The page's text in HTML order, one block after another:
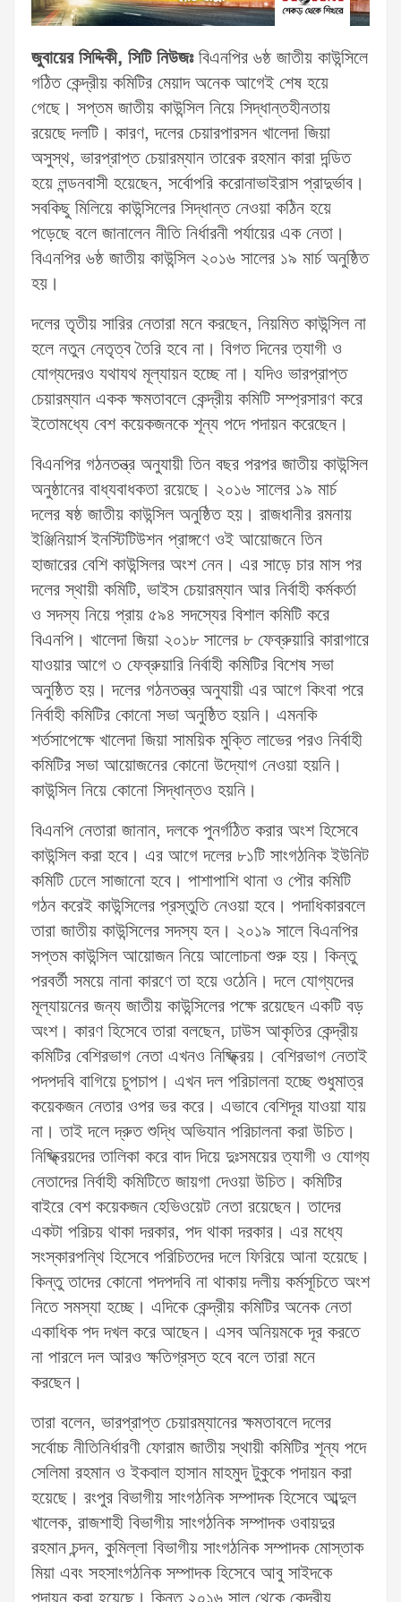
জুবায়ের সিদ্দিকী, সিটি নিউজঃবিএনপির ৬ষ্ঠ জাতীয় কাউন্সিলে
গঠিত কেন্দ্রীয় কমিটির মেয়াদ অনেক আগেই শেষ হয়ে
গেছে। সপ্তম জাতীয় কাউন্সিল নিয়ে সিদ্ধান্তহীনতায়
রয়েছে দলটি। কারণ, দলের চেয়ারপারসন খালেদা জিয়া
অসুস্থ, ভারপ্রাপ্ত চেয়ারম্যান তারেক রহমান কারা দন্ডিত
হয়ে লন্ডনবাসী হয়েছেন, সর্বোপরি করোনাভাইরাস প্রাদুর্ভাব।
সবকিছু মিলিয়ে কাউন্সিলের সিদ্ধান্ত নেওয়া কঠিন হয়ে
পড়েছে বলে জানালেন নীতি নির্ধারনী পর্যায়ের এক নেতা।
বিএনপির ৬ষ্ঠ জাতীয় কাউন্সিল ২০১৬ সালের ১৯ মার্চ অনুষ্ঠিত
হয়।
দলের তৃতীয় সারির নেতারা মনে করছেন, নিয়মিত কাউন্সিল না
হলে নতুন নেতৃত্ব তৈরি হবে না। বিগত দিনের ত্যাগী ও
যোগ্যদেরও যথাযথ মূল্যায়ন হচ্ছে না। যদিও ভারপ্রাপ্ত
চেয়ারম্যান একক ক্ষমতাবলে কেন্দ্রীয় কমিটি সম্প্রসারণ করে
ইতোমধ্যে বেশ কয়েকজনকে শূন্য পদে পদায়ন করেছেন।
বিএনপির গঠনতন্ত্র অনুযায়ী তিন বছর পরপর জাতীয় কাউন্সিল
অনুষ্ঠানের বাধ্যবাধকতা রয়েছে। ২০১৬ সালের ১৯ মার্চ
দলের ষষ্ঠ জাতীয় কাউন্সিল অনুষ্ঠিত হয়। রাজধানীর রমনায়
ইঞ্জিনিয়ার্স ইনস্টিটিউশন প্রাঙ্গণে ওই আয়োজনে তিন
হাজারের বেশি কাউন্সিলর অংশ নেন। এর সাড়ে চার মাস পর
দলের স্থায়ী কমিটি, ভাইস চেয়ারম্যান আর নির্বাহী কর্মকর্তা
ও সদস্য নিয়ে প্রায় ৫৯৪ সদস্যের বিশাল কমিটি করে
বিএনপি। খালেদা জিয়া ২০১৮ সালের ৮ ফেব্রুয়ারি কারাগারে
যাওয়ার আগে ৩ ফেব্রুয়ারি নির্বাহী কমিটির বিশেষ সভা
অনুষ্ঠিত হয়। দলের গঠনতন্ত্র অনুযায়ী এর আগে কিংবা পরে
নির্বাহী কমিটির কোনো সভা অনুষ্ঠিত হয়নি। এমনকি
শর্তসাপেক্ষে খালেদা জিয়া সাময়িক মুক্তি লাভের পরও নির্বাহী
কমিটির সভা আয়োজনের কোনো উদ্যোগ নেওয়া হয়নি।
কাউন্সিল নিয়ে কোনো সিদ্ধান্তও হয়নি।
বিএনপি নেতারা জানান, দলকে পুনর্গঠিত করার অংশ হিসেবে
কাউন্সিল করা হবে। এর আগে দলের ৮১টি সাংগঠনিক ইউনিট
কমিটি ঢেলে সাজানো হবে। পাশাপাশি থানা ও পৌর কমিটি
গঠন করেই কাউন্সিলের প্রস্তুতি নেওয়া হবে। পদাধিকারবলে
তারা জাতীয় কাউন্সিলের সদস্য হন। ২০১৯ সালে বিএনপির
সপ্তম কাউন্সিল আয়োজন নিয়ে আলোচনা শুরু হয়। কিন্তু
পরবর্তী সময়ে নানা কারণে তা হয়ে ওঠেনি। দলে যোগ্যদের
মূল্যায়নের জন্য জাতীয় কাউন্সিলের পক্ষে রয়েছেন একটি বড়
অংশ। কারণ হিসেবে তারা বলছেন, ঢাউস আকৃতির কেন্দ্রীয়
কমিটির বেশিরভাগ নেতা এখনও নিষ্ফ্ক্রিয়। বেশিরভাগ নেতাই
পদপদবি বাগিয়ে চুপচাপ। এখন দল পরিচালনা হচ্ছে শুধুমাত্র
কয়েকজন নেতার ওপর ভর করে। এভাবে বেশিদূর যাওয়া যায়
না। তাই দলে দ্রুত শুদ্ধি অভিযান পরিচালনা করা উচিত।
নিষ্ফ্ক্রিয়দের তালিকা করে বাদ দিয়ে দুঃসময়ের ত্যাগী ও যোগ্য
নেতাদের নির্বাহী কমিটিতে জায়গা দেওয়া উচিত। কমিটির
বাইরে বেশ কয়েকজন হেভিওয়েট নেতা রয়েছেন। তাদের
একটা পরিচয় থাকা দরকার, পদ থাকা দরকার। এর মধ্যে
সংস্কারপন্থি হিসেবে পরিচিতদের দলে ফিরিয়ে আনা হয়েছে।
কিন্তু তাদের কোনো পদপদবি না থাকায় দলীয় কর্মসূচিতে অংশ
নিতে সমস্যা হচ্ছে। এদিকে কেন্দ্রীয় কমিটির অনেক নেতা
একাধিক পদ দখল করে আছেন। এসব অনিয়মকে দূর করতে
না পারলে দল আরও ক্ষতিগ্রস্ত হবে বলে তারা মনে
করছেন।
তারা বলেন, ভারপ্রাপ্ত চেয়ারম্যানের ক্ষমতাবলে দলের
সর্বোচ্চ নীতিনির্ধারণী ফোরাম জাতীয় স্থায়ী কমিটির শূন্য পদে
সেলিমা রহমান ও ইকবাল হাসান মাহমুদ টুকুকে পদায়ন করা
হয়েছে। রংপুর বিভাগীয় সাংগঠনিক সম্পাদক হিসেবে আব্দুল
খালেক, রাজশাহী বিভাগীয় সাংগঠনিক সম্পাদক ওবায়দুর
রহমান চন্দন, কুমিল্লা বিভাগীয় সাংগঠনিক সম্পাদক মোস্তাক
মিয়া এবং সহসাংগঠনিক সম্পাদক হিসেবে আবু সাইদকে